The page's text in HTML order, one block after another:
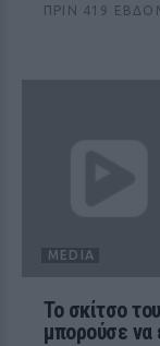
ΠΡΙΝ 419
MEDIA
Το σκίτσο
μπορούσε να